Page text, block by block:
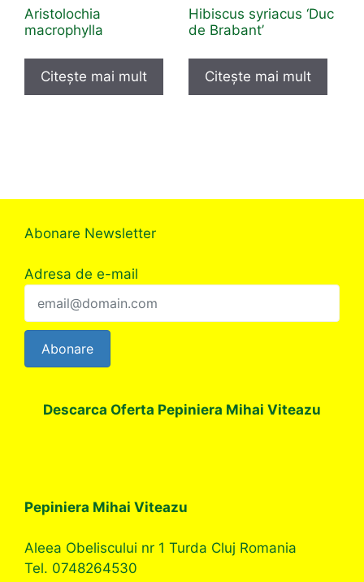
Aristolochia
macrophylla
Citește mai mult
Hibiscus syriacus ‘Duc
de Brabant’
Citește mai mult
Abonare Newsletter
Adresa de e-mail
Abonare
Descarca Oferta Pepiniera Mihai Viteazu
Pepiniera Mihai Viteazu
Aleea Obeliscului nr 1 Turda Cluj Romania
Tel. 0748264530